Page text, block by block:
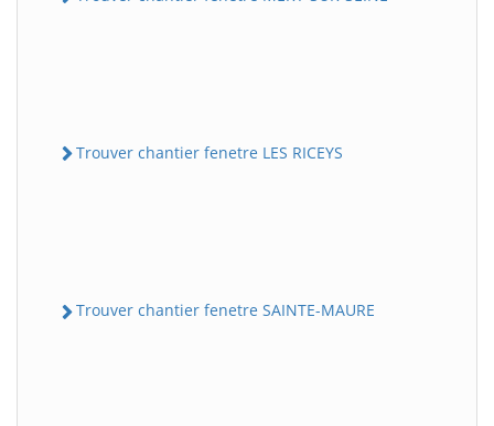
Trouver chantier fenetre LES RICEYS
Trouver chantier fenetre SAINTE-MAURE